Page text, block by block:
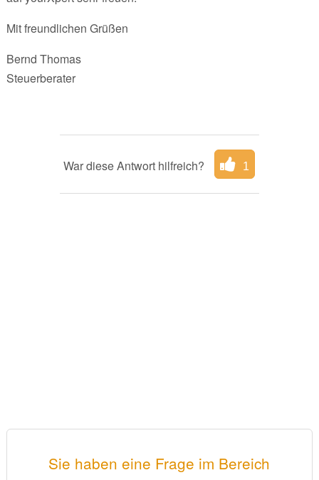
Mit freundlichen Grüßen
Bernd Thomas
Steuerberater
War diese Antwort hilfreich? 1
Sie haben eine Frage im Bereich